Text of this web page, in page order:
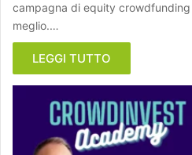
campagna di equity
meglio.…
LEGGI TUTTO